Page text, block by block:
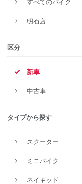
すべてのバイク
明石店
区分
新車
中古車
タイプから探す
スクーター
ミニバイク
ネイキッド
タイプ
価格